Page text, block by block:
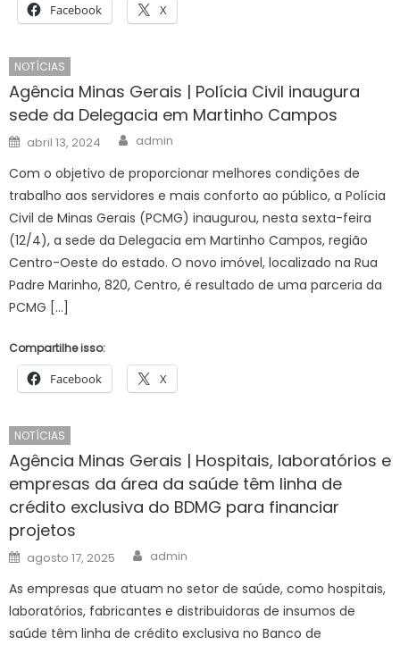
Facebook X
NOTÍCIAS
Agência Minas Gerais | Polícia Civil inaugura
sede da Delegacia em Martinho Campos
Posted
on
abril 13, 2024 Author
admin
Com o objetivo de proporcionar melhores condições de
trabalho aos servidores e mais conforto ao público, a Polícia
Civil de Minas Gerais (PCMG) inaugurou, nesta sexta-feira
(12/4), a sede da Delegacia em Martinho Campos, região
Centro-Oeste do estado. O novo imóvel, localizado na Rua
Padre Marinho, 820, Centro, é resultado de uma parceria da
PCMG […]
Compartilhe isso:
Facebook X
NOTÍCIAS
Agência Minas Gerais | Hospitais, laboratórios e
empresas da área da saúde têm linha de
crédito exclusiva do BDMG para financiar
projetos
Posted
on
agosto 17, 2025 Author
admin
As empresas que atuam no setor de saúde, como hospitais,
laboratórios, fabricantes e distribuidoras de insumos de
saúde têm linha de crédito exclusiva no Banco de